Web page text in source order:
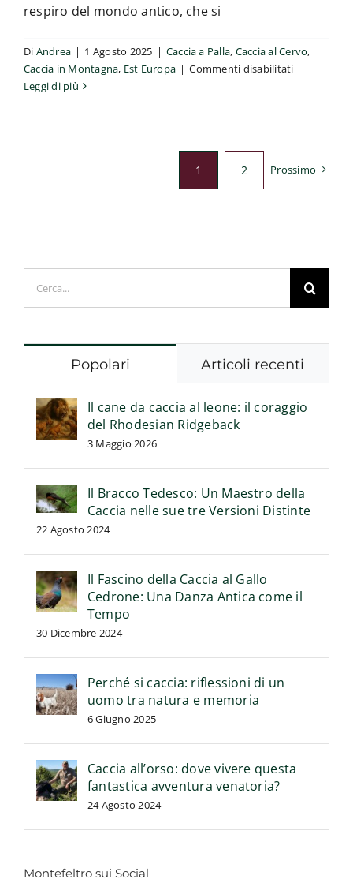
respiro del mondo antico, che si
Di Andrea | 1 Agosto 2025 | Caccia a Palla, Caccia al Cervo,
Caccia in Montagna, Est Europa | Commenti disabilitatisu
e
Leggi di più
1 2 Prossimo
Popolari Articoli recenti
Il cane da caccia al leone: il coraggio
del Rhodesian Ridgeback
3 Maggio 2026
Il Bracco Tedesco: Un Maestro della
Caccia nelle sue tre Versioni Distinte
22 Agosto 2024
Il Fascino della Caccia al Gallo
Cedrone: Una Danza Antica come il
Tempo
30 Dicembre 2024
Perché si caccia: riflessioni di un
uomo tra natura e memoria
6 Giugno 2025
Caccia all’orso: dove vivere questa
fantastica avventura venatoria?
24 Agosto 2024
Montefeltro sui Social